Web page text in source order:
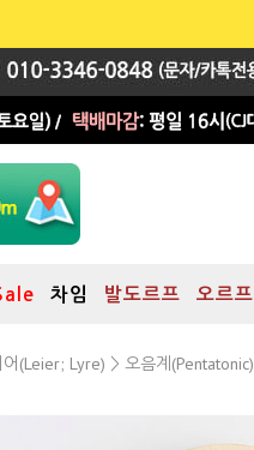
차임 발도르프 오르프
어(Leier; Lyre) > 오음계(Pentatonic)